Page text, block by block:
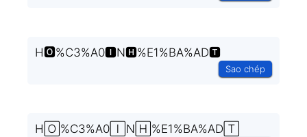
H🅾%C3%A0🅸N🅷%E1%BA%AD🆃
Sao chép
H🄾%C3%A0🄸N🄷%E1%BA%AD🅃